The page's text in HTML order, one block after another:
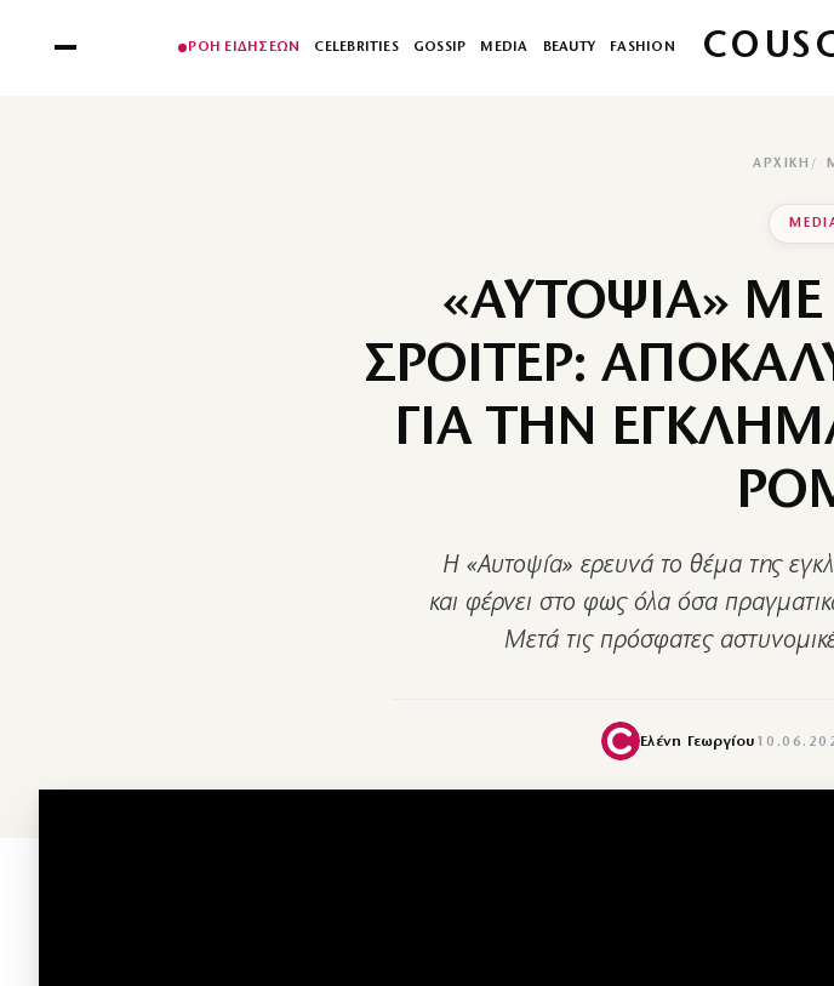
ΡΟΗ ΕΙΔΗΣΕΩΝ CELEBRITIES GOSSIP MEDIA BEAUTY FASHION
ΑΡΧΙΚΉ
«ΑΥΤΟΨΙΑ»
ΣΡΟΙΤΕΡ:
ΓΙΑ ΤΗΝ
Η «Αυτοψία» ερευνά το θέμα της
και φέρνει στο φως όλα όσα
Μετά τις πρόσφατες
Ελένη Γεωργίου